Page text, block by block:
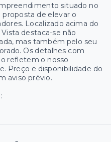
situado no
de elevar o
Localizado acima do
destaca-se não
mas também pelo seu
Os detalhes com
refletem o nosso
Preço e disponibilidade do
aviso prévio.